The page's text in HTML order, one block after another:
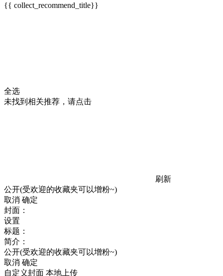
{{ collect_recommend_title}}
全选
未找到相关推荐，请点击
刷新
公开(受欢迎的收藏夹可以增粉~)
取消 确定
封面：
设置
标题：
简介：
公开(受欢迎的收藏夹可以增粉~)
取消 确定
自定义封面 本地上传